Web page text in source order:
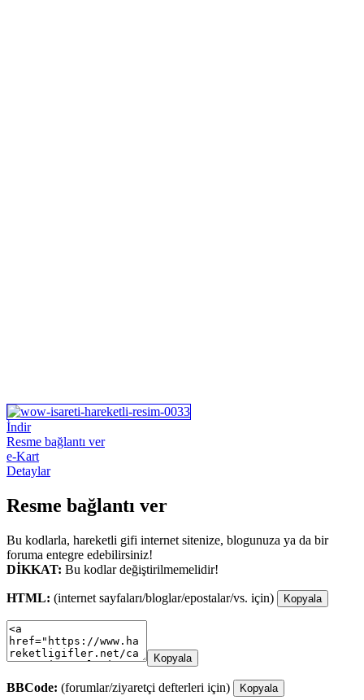
İndir
Resme bağlantı ver
e-Kart
Detaylar
Resme bağlantı ver
Bu kodlarla, hareketli gifi internet sitenize, blogunuza ya da bir
foruma entegre edebilirsiniz!
DİKKAT: Bu kodlar değiştirilmemelidir!
HTML: (internet sayfaları/bloglar/epostalar/vs. için) Kopyala
Kopyala
BBCode: (forumlar/ziyaretçi defterleri için) Kopyala